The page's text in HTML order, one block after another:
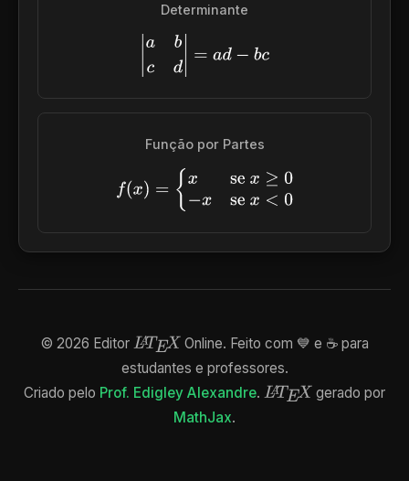
Determinante
| ad −bc
Função por Partes
f(x)= xse 0
© 2026 Editor LATEX Online. Feito com 💙 e ☕ para
estudantes e professores.
Criado pelo Prof. Edigley Alexandre.LATEX gerado por
MathJax.